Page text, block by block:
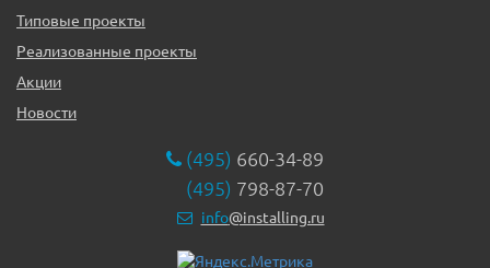
Типовые проекты
Реализованные проекты
Акции
Новости
(495) 660-34-89
(495) 798-87-70
info@installing.ru